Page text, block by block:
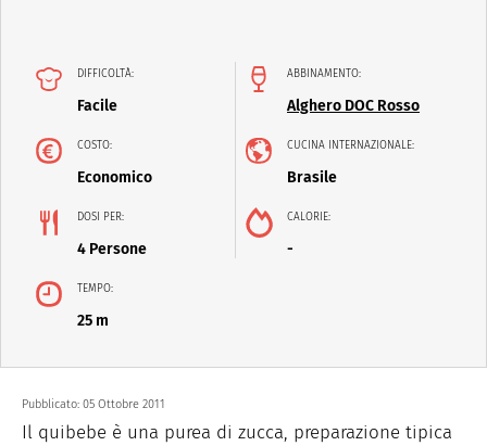
DIFFICOLTÀ:
Facile
ABBINAMENTO:
Alghero DOC Rosso
COSTO:
Economico
CUCINA INTERNAZIONALE:
Brasile
DOSI PER:
4 Persone
CALORIE:
-
TEMPO:
25 m
Pubblicato: 05 Ottobre 2011
Il quibebe è una purea di zucca, preparazione tipica